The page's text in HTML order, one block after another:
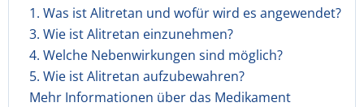
1. Was ist Alitretan und wofür wird es angewendet?
3. Wie ist Alitretan einzunehmen?
4. Welche Nebenwirkungen sind möglich?
5. Wie ist Alitretan aufzubewahren?
Mehr Informationen über das Medikament